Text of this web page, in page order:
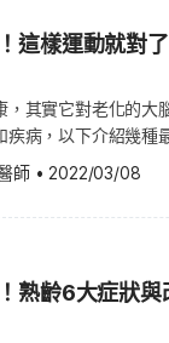
力訓練，做完1次可休息2
壯之後，可逐漸增
，可預防老人發生跌
訓練），幫助肌肉柔
操緩和運動。建議
時間就好，記得做運
吸困難或四肢無力時，
助。 如何與抗拒受照顧
需要幫助的程度是
他們會更願意接受
是否希望由哪位家
，請用簡單的字詞
，藉這機會感受由
這樣運動就對了
，其實它對老化的大
疾病，以下介紹幾種
！ 運動如何幫助改
disease，
）、發炎等，並且
顯示，運動能提升
幫助維持認知功能（
師 • 2022/03/08
熟齡6大症狀與